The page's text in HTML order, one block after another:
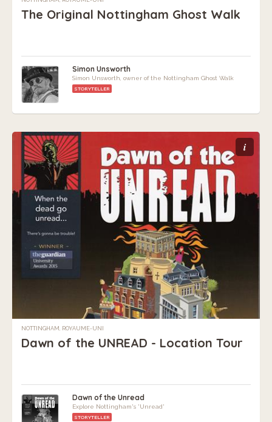
The Original Nottingham Ghost Walk
Simon Unsworth
Simon Unsworth, owner of the Nottingham Ghost Walk
STORYTELLER
i
NOTTINGHAM, ROYAUME-UNI
Dawn of the UNREAD - Location Tour
Dawn of the Unread
Explore Nottingham's 'Unread'
STORYTELLER